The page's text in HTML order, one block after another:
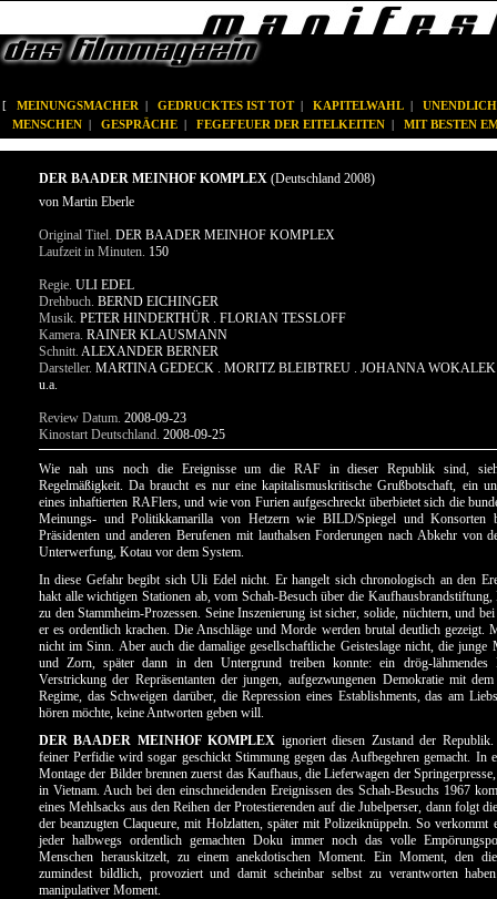
[ MEINUNGSMACHER | GEDRUCKTES IST TOT| KAPITELWAHL |
MENSCHEN | GESPRÄCHE | FEGEFEUER DER EITELKEITEN | MIT BESTEN
DER BAADER MEINHOF KOMPLEX (Deutschland 2008)
von Martin Eberle
Original Titel. DER BAADER MEINHOF KOMPLEX
Laufzeit in Minuten. 150
Regie. ULI EDEL
Drehbuch. BERND EICHINGER
Musik. PETER HINDERTHÜR . FLORIAN TESSLOFF
Kamera. RAINER KLAUSMANN
Schnitt. ALEXANDER BERNER
Darsteller. MARTINA GEDECK . MORITZ BLEIBTREU . JOHANNA
u.a.
Review Datum. 2008-09-23
Kinostart Deutschland. 2008-09-25
Wie nah uns noch die Ereignisse um die RAF in dieser Republik sind,
Regelmäßigkeit. Da braucht es nur eine kapitalismuskritische Grußbotschaft, ein
eines inhaftierten RAFlers, und wie von Furien aufgeschreckt überbietet sich die
Meinungs- und Politikkamarilla von Hetzern wie BILD/Spiegel und
Präsidenten und anderen Berufenen mit lauthalsen Forderungen nach Abkehr von
Unterwerfung, Kotau vor dem System.
In diese Gefahr begibt sich Uli Edel nicht. Er hangelt sich chronologisch an den
hakt alle wichtigen Stationen ab, vom Schah-Besuch über die
zu den Stammheim-Prozessen. Seine Inszenierung ist sicher, solide, nüchtern, und
er es ordentlich krachen. Die Anschläge und Morde werden brutal deutlich gezeigt.
nicht im Sinn. Aber auch die damalige gesellschaftliche Geisteslage nicht, die junge
und Zorn, später dann in den Untergrund treiben konnte: ein drög-lähmendes
Verstrickung der Repräsentanten der jungen, aufgezwungenen Demokratie mit
Regime, das Schweigen darüber, die Repression eines Establishments, das am
hören möchte, keine Antworten geben will.
DER BAADER MEINHOF KOMPLEX ignoriert diesen Zustand der
feiner Perfidie wird sogar geschickt Stimmung gegen das Aufbegehren gemacht. In
Montage der Bilder brennen zuerst das Kaufhaus, die Lieferwagen der
in Vietnam. Auch bei den einschneidenden Ereignissen des Schah-Besuchs 1967
eines Mehlsacks aus den Reihen der Protestierenden auf die Jubelperser, dann folgt
der beanzugten Claqueure, mit Holzlatten, später mit Polizeiknüppeln. So verkommt
jeder halbwegs ordentlich gemachten Doku immer noch das volle
Menschen herauskitzelt, zu einem anekdotischen Moment. Ein Moment, den
zumindest bildlich, provoziert und damit scheinbar selbst zu verantworten
manipulativer Moment.